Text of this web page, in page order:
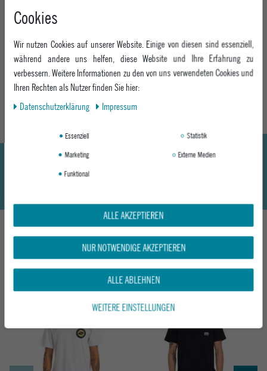
Weicher Griff & langlebiger Druck
MEHR INFORMATIONEN ZUM EU VERANTWORTLICHEN »
DAS KÖNNTE DIR AUCH GEFALLEN
Cookies
Wir nutzen Cookies auf unserer Website. Einige von diesen sind essenziell,
während andere uns helfen, diese Website und Ihre Erfahrung zu
verbessern. Weitere Informationen zu den von uns verwendeten Cookies und
Ihren Rechten als Nutzer finden Sie hier:
Daten­schutz­erklärung
Impressum
Essenziell
Statistik
Marketing
Externe Medien
Funktional
ALLE AKZEPTIEREN
NUR NOTWENDIGE AKZEPTIEREN
ALLE ABLEHNEN
WEITERE EINSTELLUNGEN